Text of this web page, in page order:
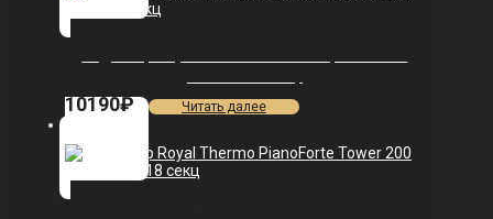
10190₽ Читать далее